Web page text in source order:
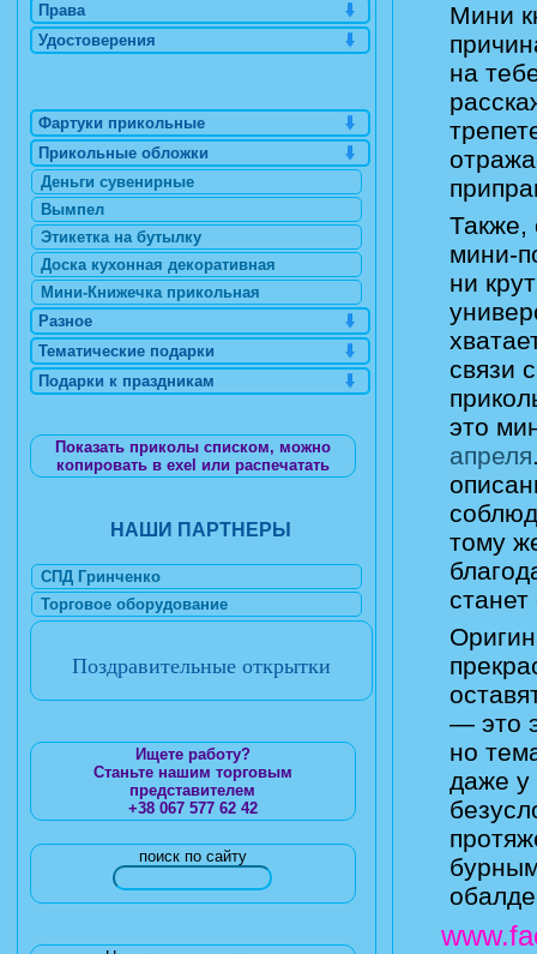
Мини
на
Также,
мини-
ни
связи
это
апреля
тому
— это
но
даже у
Права
Удостоверения
Фартуки прикольные
Прикольные обложки
Деньги сувенирные
Вымпел
Этикетка на бутылку
Доска кухонная декоративная
Мини-Книжечка прикольная
Разное
Тематические подарки
Подарки к праздникам
Показать приколы списком, можно
копировать в exel или распечатать
НАШИ ПАРТНЕРЫ
СПД Гринченко
Торговое оборудование
Поздравительные открытки
Ищете работу?
Станьте нашим торговым
представителем
+38 067 577 62 42
поиск по сайту